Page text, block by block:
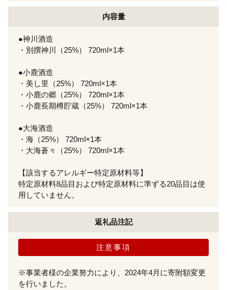
内容量
●神川酒造
・別撰神川（25%） 720ml×1本
●小鹿酒造
・美し里（25%） 720ml×1本
・小鹿の郷（25%） 720ml×1本
・小鹿長期樽貯蔵（25%） 720ml×1本
●大海酒造
・海（25%） 720ml×1本
・大海蒼々（25%） 720ml×1本
【該当するアレルギー特定原材料等】
特定原材料8品目および特定原材料に準ずる20品目は使
用していません。
返礼品注記
注意事項
※事業者様の企業努力により、2024年4月に寄附額変更
を行いました。